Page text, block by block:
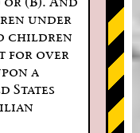
under
children
for over
a
States